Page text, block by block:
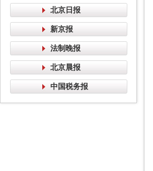
北京日报
新京报
法制晚报
北京晨报
中国税务报